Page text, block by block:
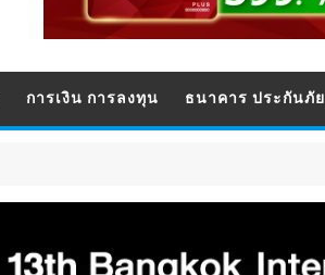
การเงิน การลงทุน ธนาคาร ประกันภัย